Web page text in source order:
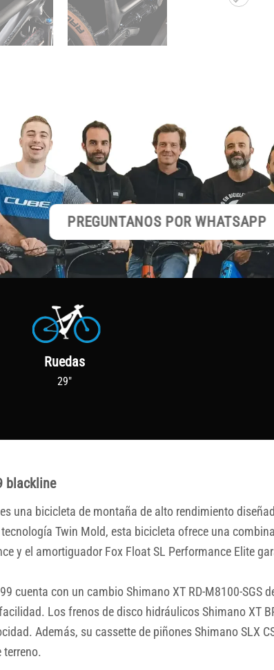
PREGUNTANOS POR WHATSAPP
Ruedas
29"
blackline
una bicicleta de montaña de alto rendimiento
Twin Mold, esta bicicleta ofrece una
y el amortiguador Fox Float SL Performance Elite
cuenta con un cambio Shimano XT RD-M8100-
Los frenos de disco hidráulicos Shimano XT
Además, su cassette de piñones Shimano SLX